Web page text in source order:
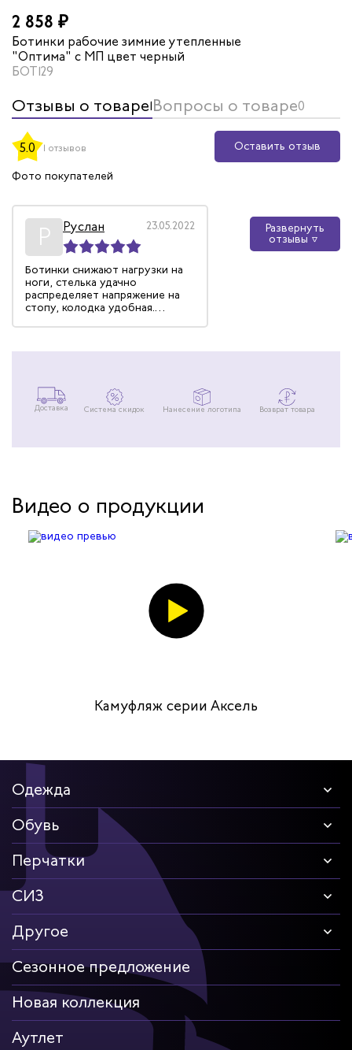
2 858 ₽
Ботинки рабочие зимние утепленные
"Оптима" с МП цвет черный
БОТ129
Отзывы о товаре1Вопросы о товаре0
5.0 1 отзывов
Оставить отзыв
Фото покупателей
Р Руслан 23.05.2022
Ботинки снижают нагрузки на
ноги, стелька удачно
распределяет напряжение на
стопу, колодка удобная.
который действительно
Развернуть
отзывы
Доставка Система скидок Нанесение логотипа Возврат товара
Видео о продукции
Камуфляж серии Аксель
Одежда
Обувь
Перчатки
СИЗ
Другое
Сезонное предложение
Новая коллекция
Аутлет